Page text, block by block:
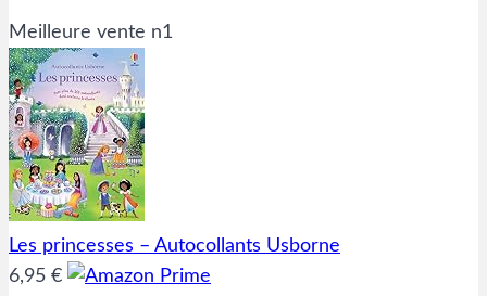
Meilleure vente n1
Les princesses – Autocollants Usborne
6,95 €